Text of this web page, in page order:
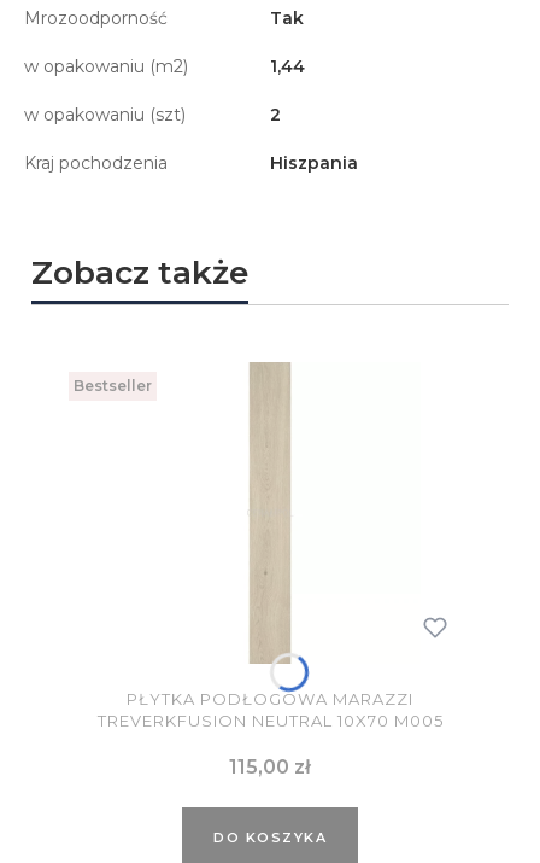
Mrozoodporność Tak
w opakowaniu (m2) 1,44
w opakowaniu (szt) 2
Kraj pochodzenia Hiszpania
Zobacz także
Bestseller
PŁYTKA PODŁOGOWA MARAZZI
TREVERKFUSION NEUTRAL 10X70 M005
Cena
115,00 zł
DO KOSZYKA